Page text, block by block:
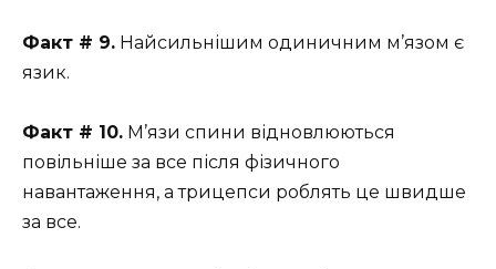
Факт # 9. Найсильнішим одиничним м’язом є
язик.
Факт # 10. М’язи спини відновлюються
повільніше за все після фізичного
навантаження, а трицепси роблять це швидше
за все.